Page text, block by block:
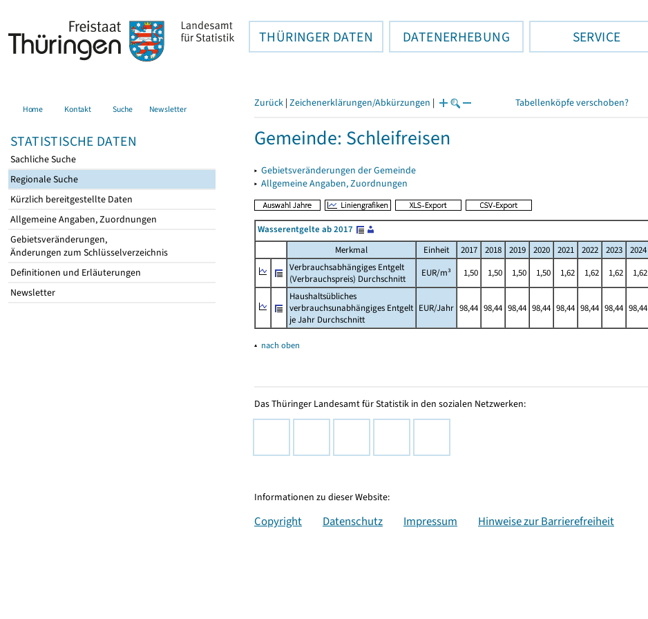
THÜRINGER DATEN DATENERHEBUNG SERVICE
Home Kontakt Suche Newsletter
STATISTISCHE DATEN
Sachliche Suche
Regionale Suche
Kürzlich bereitgestellte Daten
Allgemeine Angaben, Zuordnungen
Gebietsveränderungen,
Änderungen zum Schlüsselverzeichnis
Definitionen und Erläuterungen
Newsletter
Zurück | Zeichenerklärungen/Abkürzungen | Tabellenköpfe verschoben?
Gemeinde: Schleifreisen
▸ Gebietsveränderungen der Gemeinde
▸ Allgemeine Angaben, Zuordnungen
Wasserentgelte ab 2017
Merkmal
Einheit 2017 2018 2019 2020 2021 2022 2023 2024
Verbrauchsabhängiges Entgelt
(Verbrauchspreis) Durchschnitt
EUR/m³ 1,50 1,50 1,50 1,50 1,62 1,62 1,62 1,62
Haushaltsübliches
verbrauchsunabhängiges Entgelt
je Jahr Durchschnitt
EUR/Jahr 98,44 98,44 98,44 98,44 98,44 98,44 98,44 98,44
▴ nach oben
Das Thüringer Landesamt für Statistik in den sozialen Netzwerken:
Informationen zu dieser Website:
Copyright Datenschutz Impressum Hinweise zur Barrierefreiheit